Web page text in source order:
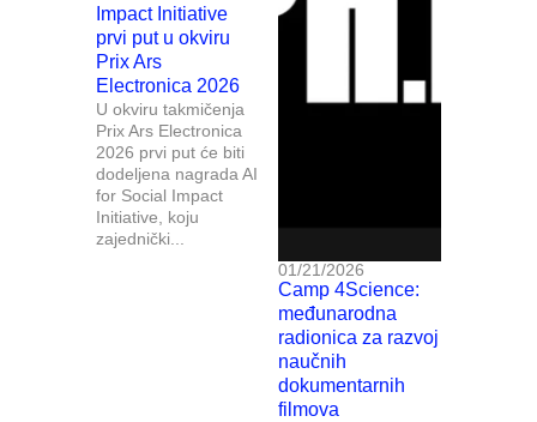
Impact Initiative
prvi put u okviru
Prix Ars
Electronica 2026
U okviru takmičenja
Prix Ars Electronica
2026 prvi put će biti
dodeljena nagrada AI
for Social Impact
Initiative, koju
zajednički...
01/21/2026
Camp 4Science:
međunarodna
radionica za razvoj
naučnih
dokumentarnih
filmova